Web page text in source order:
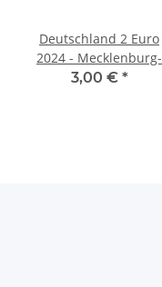
Deutschland 2 Euro
2024 - Mecklenburg-
Vorpommern -
3,00 € *